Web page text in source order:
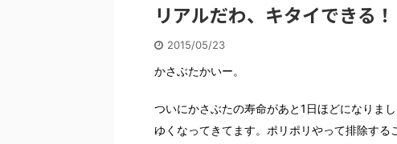
リアルだわ、キタイできる！
2015/05/23
かさぶたかいー。
ついにかさぶたの寿命があと1日ほどになりま
ゆくなってきてます。ポリポリやって排除す